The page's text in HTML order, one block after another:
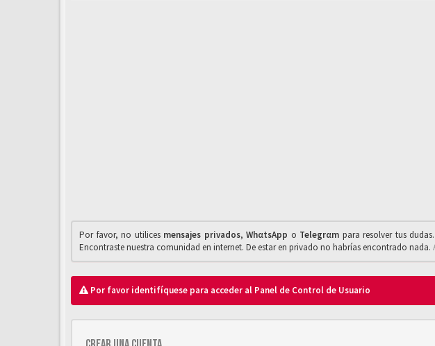
Por favor, no utilices mensajes privados,WhαtsApp o Telegrαm para resolver tus
Encontraste nuestra comunidad en internet. De estar en privado no habrías encontrado nada.
Por favor identifíquese para acceder al Panel de Control de Usuario